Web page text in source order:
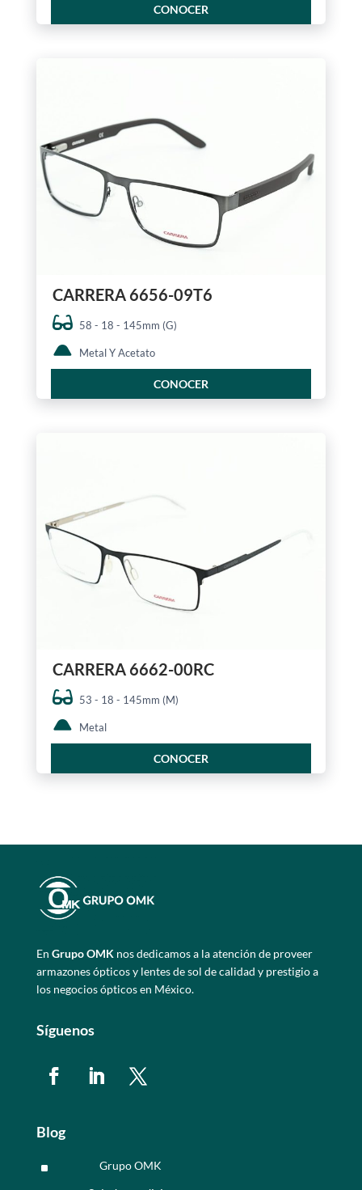
CONOCER
CARRERA 6656-09T6
58 - 18 - 145mm (G)
Metal Y Acetato
CONOCER
CARRERA 6662-00RC
53 - 18 - 145mm (M)
Metal
CONOCER
En Grupo OMKnos dedicamos a la atención de proveer
armazones ópticos y lentes de sol de calidad y prestigio a
los negocios ópticos en México.
Síguenos
Blog
^ Grupo OMK